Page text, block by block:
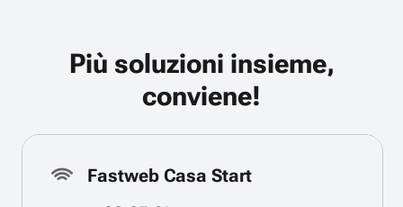
Più soluzioni insieme,
conviene!
Fastweb Casa Start